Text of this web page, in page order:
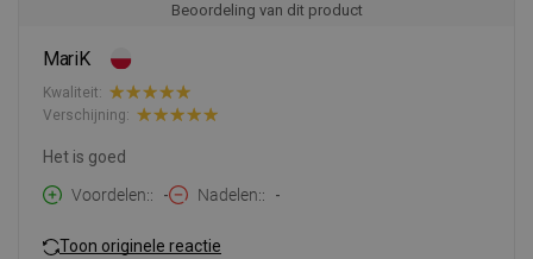
Beoordeling van dit product
MariK
Kwaliteit:
Verschijning:
Het is goed
Voordelen:
- Nadelen: -
Toon originele reactie